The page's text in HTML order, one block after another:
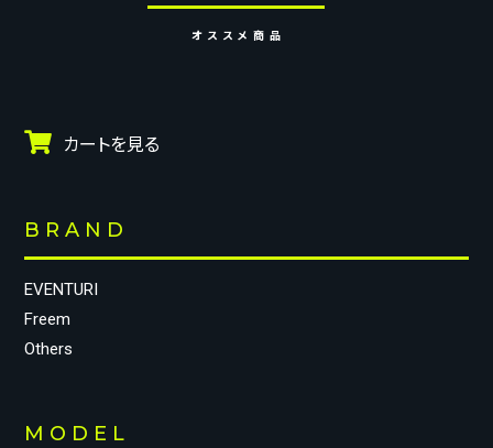
カートを見る
BRAND
EVENTURI
Freem
Others
MODEL
オススメ商品